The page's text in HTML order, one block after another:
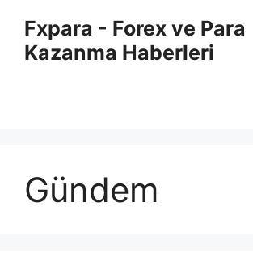
Fxpara - Forex ve Para
Kazanma Haberleri
Gündem